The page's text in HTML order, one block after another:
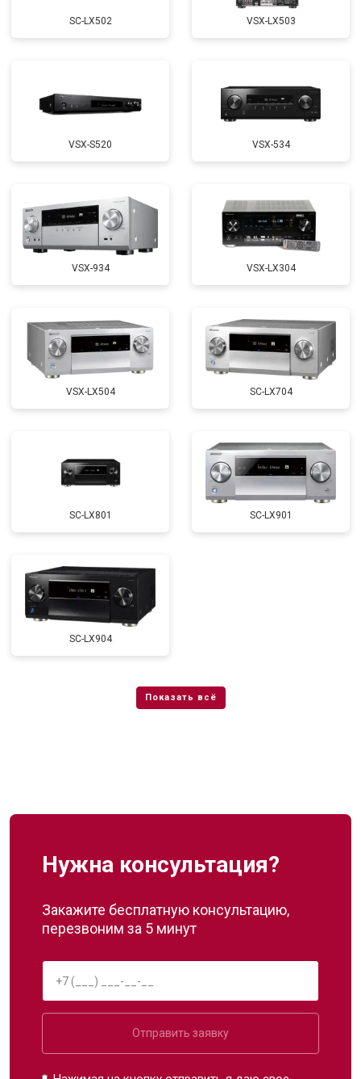
SC-LX502 VSX-LX503
VSX-S520 VSX-534
VSX-934 VSX-LX304
VSX-LX504 SC-LX704
SC-LX801 SC-LX901
SC-LX904
Нужна консультация?
Закажите бесплатную консультацию,
перезвоним за 5 минут
Отправить заявку